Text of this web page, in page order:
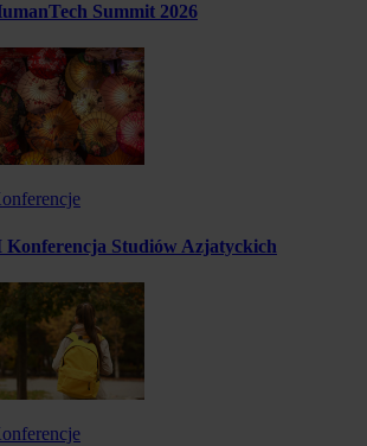
Summit 2026
Konferencja Studiów Azjatyckich